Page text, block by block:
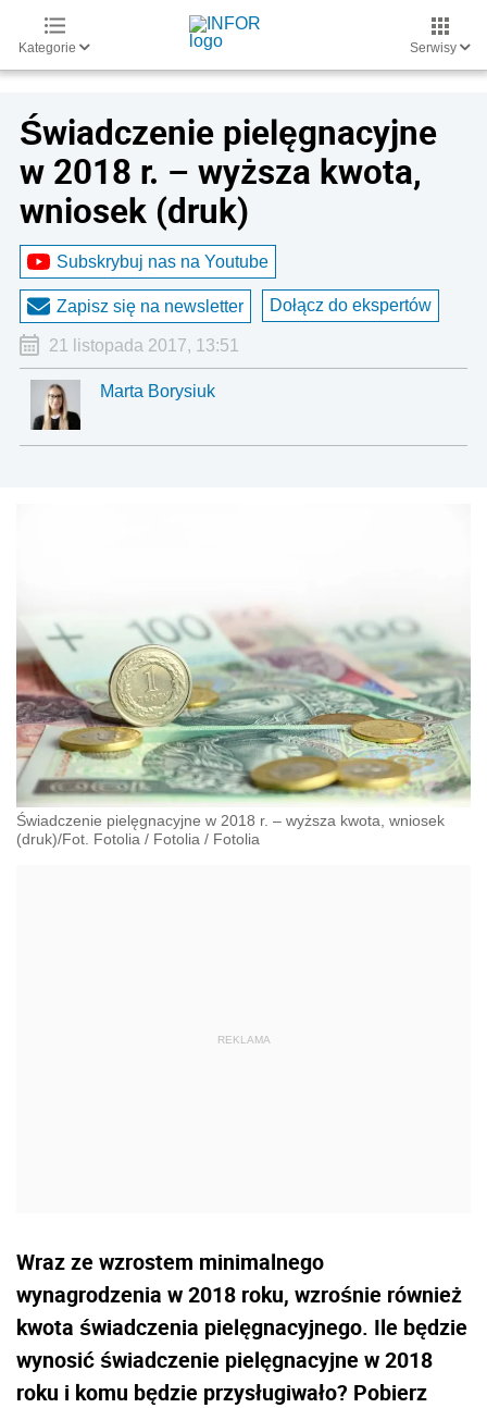
Kategorie Serwisy
Świadczenie pielęgnacyjne
w 2018 r. – wyższa kwota,
wniosek (druk)
Subskrybuj nas na Youtube
Zapisz się na newsletter Dołącz do ekspertów
21 listopada 2017, 13:51
Marta Borysiuk
Świadczenie pielęgnacyjne w 2018 r. – wyższa kwota, wniosek
(druk)/Fot. Fotolia / Fotolia / Fotolia
Wraz ze wzrostem minimalnego
wynagrodzenia w 2018 roku, wzrośnie również
kwota świadczenia pielęgnacyjnego. Ile będzie
wynosić świadczenie pielęgnacyjne w 2018
roku i komu będzie przysługiwało? Pobierz